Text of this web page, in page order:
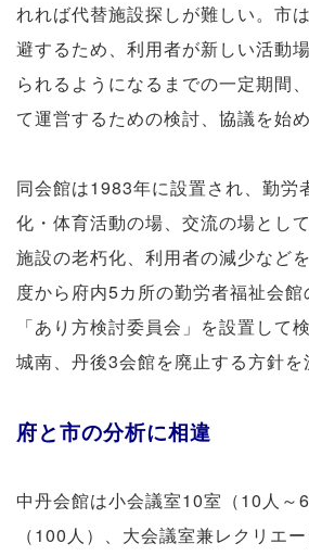
れれば代替施設探しが難しい。市
避するため、利用者が新しい活動
られるようになるまでの一定期間
て運営するための検討、協議を始め
同会館は1983年に設置され、勤労
化・体育活動の場、交流の場とし
施設の老朽化、利用者の減少など
度から府内5カ所の勤労者福祉会
「あり方検討委員会」を設置して
城南、丹後3会館を廃止する方針を
府と市の分析に相違
中丹会館は小会議室10室（10人～
（100人）、大会議室兼レクリエ